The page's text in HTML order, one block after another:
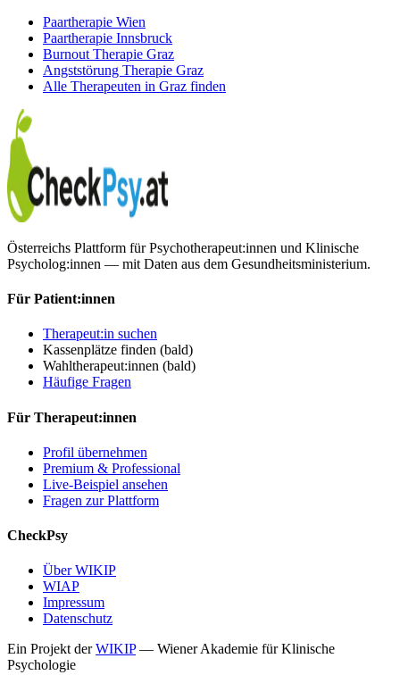
Paartherapie Wien
Paartherapie Innsbruck
Burnout Therapie Graz
Angststörung Therapie Graz
Alle Therapeuten in Graz finden
Österreichs Plattform für Psychotherapeut:innen und Klinische
Psycholog:innen — mit Daten aus dem Gesundheitsministerium.
Für Patient:innen
Therapeut:in suchen
Kassenplätze finden (bald)
Wahltherapeut:innen (bald)
Häufige Fragen
Für Therapeut:innen
Profil übernehmen
Premium & Professional
Live-Beispiel ansehen
Fragen zur Plattform
CheckPsy
Über WIKIP
WIAP
Impressum
Datenschutz
Ein Projekt der WIKIP — Wiener Akademie für Klinische
Psychologie